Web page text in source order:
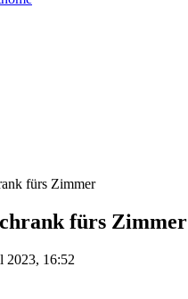
fürs Zimmer
fürs Zimmer
2023, 16:52